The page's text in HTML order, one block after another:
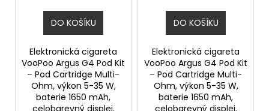
DO KOŠÍKU
Elektronická cigareta
VooPoo Argus G4 Pod Kit
– Pod Cartridge Multi-
Ohm, výkon 5-35 W,
baterie 1650 mAh,
celobarevný displej,
DO KOŠÍKU
Elektronická cigareta
VooPoo Argus G4 Pod Kit
– Pod Cartridge Multi-
Ohm, výkon 5-35 W,
baterie 1650 mAh,
celobarevný displej,